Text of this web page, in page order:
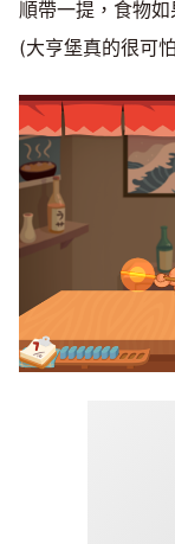
順帶一提，食物
(大亨堡真的很可